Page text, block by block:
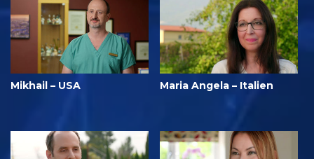
Mikhail – USA Maria Angela – Italien